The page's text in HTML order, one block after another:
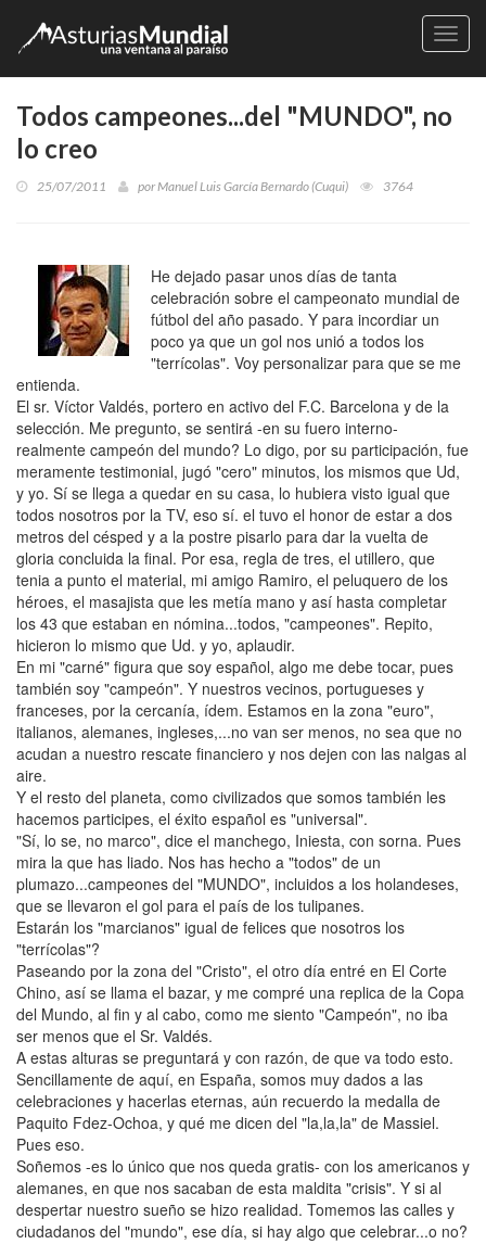
Todos campeones...del "MUNDO", no
lo creo
25/07/2011 porManuel Luis García Bernardo (Cuqui) 3764
He dejado pasar unos días de tanta
celebración sobre el campeonato mundial de
fútbol del año pasado. Y para incordiar un
poco ya que un gol nos unió a todos los
"terrícolas". Voy personalizar para que se me
entienda.
El sr. Víctor Valdés, portero en activo del F.C. Barcelona y de la
selección. Me pregunto, se sentirá -en su fuero interno-
realmente campeón del mundo? Lo digo, por su participación, fue
meramente testimonial, jugó "cero" minutos, los mismos que Ud,
y yo. Sí se llega a quedar en su casa, lo hubiera visto igual que
todos nosotros por la TV, eso sí. el tuvo el honor de estar a dos
metros del césped y a la postre pisarlo para dar la vuelta de
gloria concluida la final. Por esa, regla de tres, el utillero, que
tenia a punto el material, mi amigo Ramiro, el peluquero de los
héroes, el masajista que les metía mano y así hasta completar
los 43 que estaban en nómina...todos, "campeones". Repito,
hicieron lo mismo que Ud. y yo, aplaudir.
En mi "carné" figura que soy español, algo me debe tocar, pues
también soy "campeón". Y nuestros vecinos, portugueses y
franceses, por la cercanía, ídem. Estamos en la zona "euro",
italianos, alemanes, ingleses,...no van ser menos, no sea que no
acudan a nuestro rescate financiero y nos dejen con las nalgas al
aire.
Y el resto del planeta, como civilizados que somos también les
hacemos participes, el éxito español es "universal".
"Sí, lo se, no marco", dice el manchego, Iniesta, con sorna. Pues
mira la que has liado. Nos has hecho a "todos" de un
plumazo...campeones del "MUNDO", incluidos a los holandeses,
que se llevaron el gol para el país de los tulipanes.
Estarán los "marcianos" igual de felices que nosotros los
"terrícolas"?
Paseando por la zona del "Cristo", el otro día entré en El Corte
Chino, así se llama el bazar, y me compré una replica de la Copa
del Mundo, al fin y al cabo, como me siento "Campeón", no iba
ser menos que el Sr. Valdés.
A estas alturas se preguntará y con razón, de que va todo esto.
Sencillamente de aquí, en España, somos muy dados a las
celebraciones y hacerlas eternas, aún recuerdo la medalla de
Paquito Fdez-Ochoa, y qué me dicen del "la,la,la" de Massiel.
Pues eso.
Soñemos -es lo único que nos queda gratis- con los americanos y
alemanes, en que nos sacaban de esta maldita "crisis". Y si al
despertar nuestro sueño se hizo realidad. Tomemos las calles y
ciudadanos del "mundo", ese día, si hay algo que celebrar...o no?